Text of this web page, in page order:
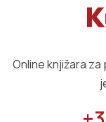
Online knjižara